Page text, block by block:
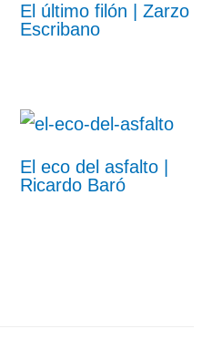
El último filón | Zarzo
Escribano
El eco del asfalto |
Ricardo Baró